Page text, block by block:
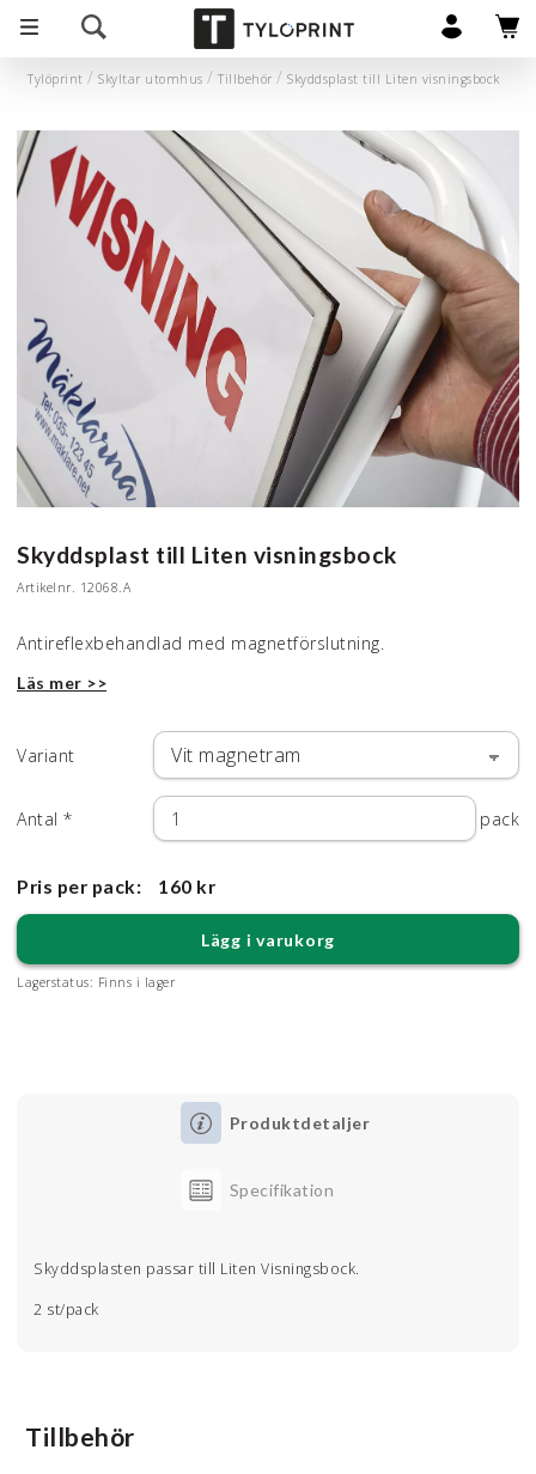
Tylöprint Skyltar utomhus Tillbehör Skyddsplast till Liten visningsbock
Skyddsplast till Liten visningsbock
Artikelnr. 12068.A
Antireflexbehandlad med magnetförslutning.
Läs mer >>
Variant
Antal * pack
Pris per pack: 160 kr
Lägg i varukorg
Lagerstatus: Finns i lager
Produktdetaljer
Specifikation
Skyddsplasten passar till Liten Visningsbock.
2 st/pack
Tillbehör